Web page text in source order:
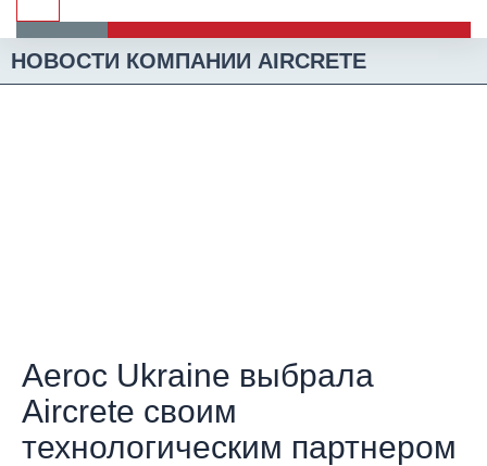
НОВОСТИ КОМПАНИИ AIRCRETE
Aeroc Ukraine выбрала
Aircrete своим
технологическим партнером